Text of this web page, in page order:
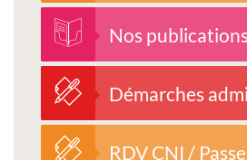
Nos
Démarches
RDV CNI /